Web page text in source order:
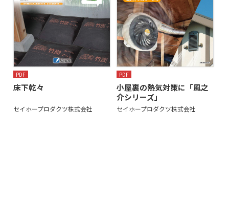
PDF
床下乾々
セイホープロダクツ株式会社
PDF
小屋裏の熱気対策に「風之
介シリーズ」
セイホープロダクツ株式会社